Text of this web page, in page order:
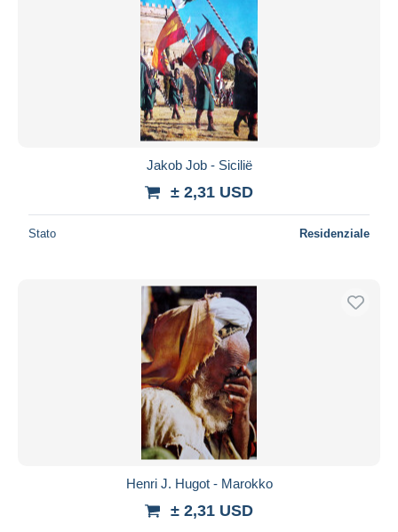
Jakob Job - Sicilië
± 2,31 USD
Stato Residenziale
Henri J. Hugot - Marokko
± 2,31 USD